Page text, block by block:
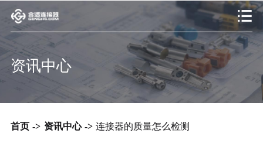
资讯中心
首页 -> 资讯中心 -> 连接器的质量怎么检测